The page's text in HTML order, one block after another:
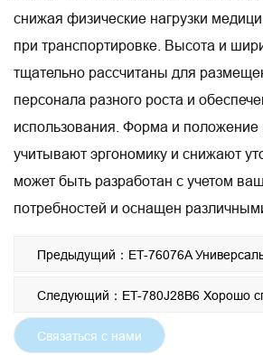
снижая физические нагрузки
при транспортировке. Высота и
тщательно рассчитаны для
персонала разного роста и
использования. Форма и положение
учитывают эргономику и снижают
может быть разработан с учетом
потребностей и оснащен
Связаться с нами